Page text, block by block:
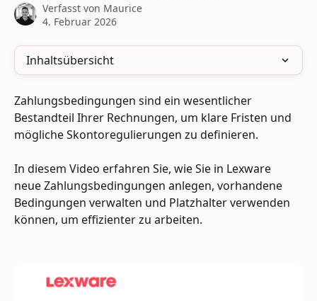
Verfasst von Maurice
4. Februar 2026
Inhaltsübersicht
Zahlungsbedingungen sind ein wesentlicher
Bestandteil Ihrer Rechnungen, um klare Fristen und
mögliche Skontoregulierungen zu definieren.
In diesem Video erfahren Sie, wie Sie in Lexware
neue Zahlungsbedingungen anlegen, vorhandene
Bedingungen verwalten und Platzhalter verwenden
können, um effizienter zu arbeiten.